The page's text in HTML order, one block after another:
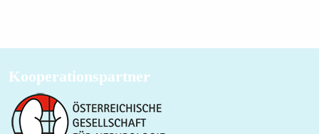
Kooperationspartner